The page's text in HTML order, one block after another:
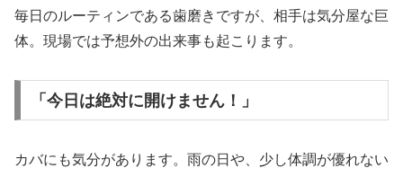
毎日のルーティンである歯磨きですが、相手は気分屋な巨
体。現場では予想外の出来事も起こります。
「今日は絶対に開けません！」
カバにも気分があります。雨の日や、少し体調が優れない